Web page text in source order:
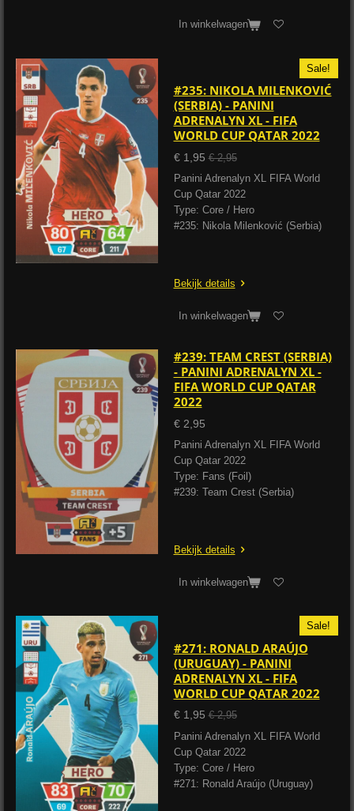
In winkelwagen
Sale!
#235: NIKOLA MILENKOVIĆ
(SERBIA) - PANINI
ADRENALYN XL - FIFA
WORLD CUP QATAR 2022
€ 1,95 € 2,95
Panini Adrenalyn XL FIFA World
Cup Qatar 2022
Type: Core / Hero
#235: Nikola Milenković (Serbia)
Bekijk details
In winkelwagen
#239: TEAM CREST (SERBIA)
- PANINI ADRENALYN XL -
FIFA WORLD CUP QATAR
2022
€ 2,95
Panini Adrenalyn XL FIFA World
Cup Qatar 2022
Type: Fans (Foil)
#239: Team Crest (Serbia)
Bekijk details
In winkelwagen
Sale!
#271: RONALD ARAÚJO
(URUGUAY) - PANINI
ADRENALYN XL - FIFA
WORLD CUP QATAR 2022
€ 1,95 € 2,95
Panini Adrenalyn XL FIFA World
Cup Qatar 2022
Type: Core / Hero
#271: Ronald Araújo (Uruguay)